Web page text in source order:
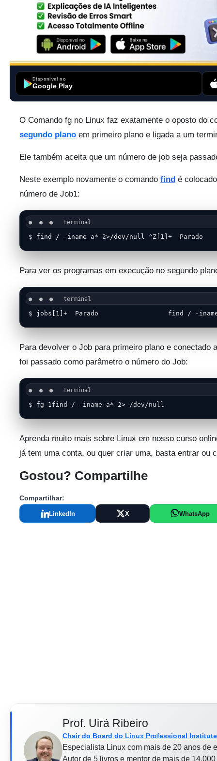
Disponível no
Google Play
O Comando fg no Linux faz exatamente o oposto do
segundo plano em primeiro plano e ligada a um
Ele também aceita que um número de job seja
Neste exemplo novamente o comando find é
número de Job1:
$ find / -iname a* 2>/dev/null ^Z[1]+  Parado
Para ver os programas em execução no segundo
$ jobs[1]+  Parado                  find / -
Para devolver o Job para primeiro plano e
foi passado como parâmetro o número do Job:
$ fg 1find / -iname a* 2> /dev/null
Aprenda muito mais sobre Linux em nosso curso
já tem uma conta, ou quer criar uma, basta entrar ou
Gostou? Compartilhe
Compartilhar:
LinkedIn X WhatsApp
Prof. Uirá Ribeiro
Chair do Board do Linux Professional Institute
Especialista Linux com mais de 20 anos de
Autor de 5 livros e mentor de mais de